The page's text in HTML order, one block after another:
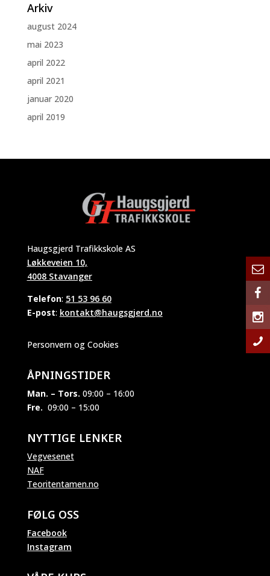
Arkiv
august 2024
mai 2023
april 2022
april 2021
januar 2020
april 2019
Haugsgjerd Trafikkskole AS
Løkkeveien 10,
4008 Stavanger
Telefon: 51 53 96 60
E-post: kontakt@haugsgjerd.no
Personvern og Cookies
ÅPNINGSTIDER
Man. – Tors. 09:00 – 16:00
Fre. 09:00 – 15:00
NYTTIGE LENKER
Vegvesenet
NAF
Teoritentamen.no
FØLG OSS
Facebook
Instagram